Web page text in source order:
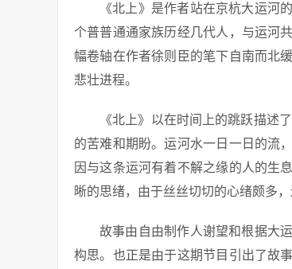
《北上》是作者站在京杭大运河
个普普通通家族历经几代人，与运河
幅卷轴在作者徐则臣的笔下自南而北
悲壮进程。
《北上》以在时间上的跳跃描述
的苦难和期盼。运河水一日一日的流
因与这条运河有着不解之缘的人的生
晰的思绪，由于丝丝切切的心绪颇多
故事由自由制作人谢望和根据大
构思。也正是由于这期节目引出了故